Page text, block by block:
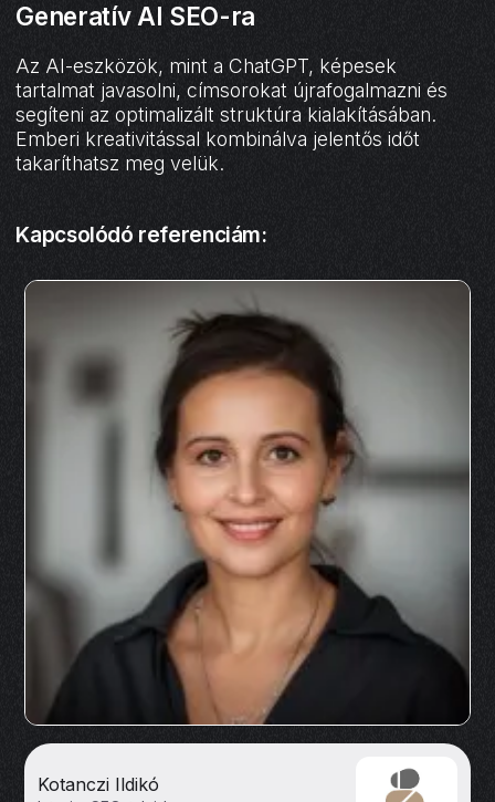
Generatív AI SEO-ra
Az AI-eszközök, mint a ChatGPT, képesek
tartalmat javasolni, címsorokat újrafogalmazni és
segíteni az optimalizált struktúra kialakításában.
Emberi kreativitással kombinálva jelentős időt
takaríthatsz meg velük.
Kapcsolódó referenciám:
Kotanczi Ildikó